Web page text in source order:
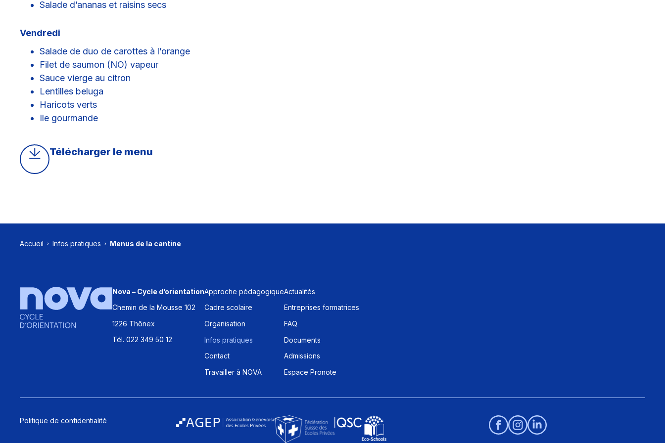
Salade d’ananas et raisins secs
Vendredi
Salade de duo de carottes à l’orange
Filet de saumon (NO) vapeur
Sauce vierge au citron
Lentilles beluga
Haricots verts
Ile gourmande
Télécharger le menu
Accueil Infos pratiques Menus de la cantine
Nova – Cycle d’orientation
Chemin de la Mousse 102
1226 Thônex
Tél. 022 349 50 12
Approche pédagogique
Cadre scolaire
Organisation
Infos pratiques
Contact
Travailler à NOVA
Actualités
Entreprises formatrices
FAQ
Documents
Admissions
Espace Pronote
Politique de confidentialité